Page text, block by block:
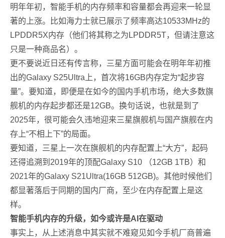
明年年初，智能手机的内存频率和容量都会再迎来一轮显
著的上涨。比如海力士就已展示了频率高达10533MHz的
LPDDR5X内存（他们将其称之为LPDDR5T，但请注意这
只是一种商品名）。
更不要说近日还有传言称，三星方面可能会在明年年初推
出的Galaxy S25Ultra上，首次将16GB内存定为“起步容
量”。要知道，即便是在如今的国内手机市场，绝大多数旗
舰机的内存起步都还是12GB。换句话说，也就是到了
2025年，很可能会久违地迎来三星旗舰机与国产旗舰在内
存上“不相上下”的局面。
要知道，三星上一次在旗舰机的内存配置上“大方”，起码
还得追溯到2019年的顶配Galaxy S10 （12GB 1TB）和
2021年的Galaxy S21Ultra(16GB 512GB)。其他时候他们
都显著落后于同期的国内厂商，至少在内存配置上是这
样。
智能手机内存的升级，如今或许是AI在驱动
事实上，从上述消息中其实就不难窥见如今手机厂商普遍